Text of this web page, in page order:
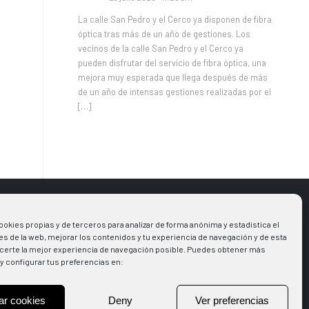
propias y de terceros para analizar de forma anónima y estadística el
de la web, mejorar los contenidos y tu experiencia de navegación y de esta
la mejor experiencia de navegación posible. Puedes obtener más
configurar tus preferencias en:
cookies Deny Ver preferencias
La calle San Pedro y el Cerco ya disponen de fibra
óptica tras más de un año de gestiones. Los
vecinos de la calle San Pedro y el Cerco ya
pueden disfrutar del servicio de fibra óptica, una
mejora muy esperada que llega después de más
de un año de intensas gestiones realizadas por el
[…]
Municipal
Aviso legal
Política de Cookies